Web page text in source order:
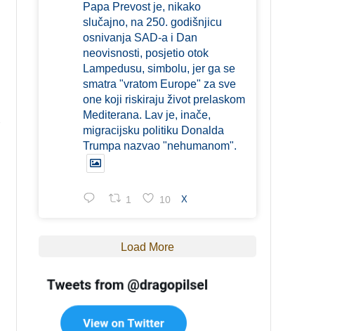
Papa Prevost je, nikako
slučajno, na 250. godišnjicu
osnivanja SAD-a i Dan
neovisnosti, posjetio otok
Lampedusu, simbolu, jer ga se
smatra "vratom Europe" za sve
one koji riskiraju život prelaskom
Mediterana. Lav je, inače,
migracijsku politiku Donalda
Trumpa nazvao "nehumanom".
1 10 X
Load More